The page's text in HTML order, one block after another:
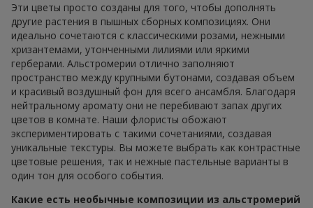
Эти цветы просто созданы для того, чтобы дополнять
другие растения в пышных сборных композициях. Они
идеально сочетаются с классическими розами, нежными
хризантемами, утонченными лилиями или яркими
герберами. Альстромерии отлично заполняют
пространство между крупными бутонами, создавая объем
и красивый воздушный фон для всего ансамбля. Благодаря
нейтральному аромату они не перебивают запах других
цветов в комнате. Наши флористы обожают
экспериментировать с такими сочетаниями, создавая
уникальные текстуры. Вы можете выбрать как контрастные
цветовые решения, так и нежные пастельные варианты в
один тон для особого события.
Какие есть необычные композиции из альстромерий